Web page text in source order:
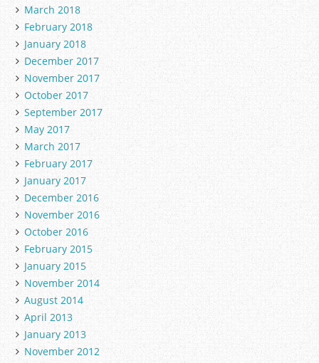
March 2018
February 2018
January 2018
December 2017
November 2017
October 2017
September 2017
May 2017
March 2017
February 2017
January 2017
December 2016
November 2016
October 2016
February 2015
January 2015
November 2014
August 2014
April 2013
January 2013
November 2012